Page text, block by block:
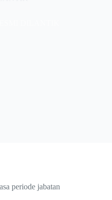
periode jabatan